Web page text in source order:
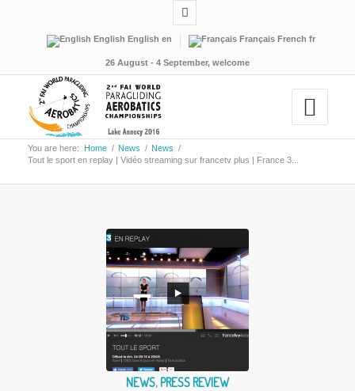
English English en Français French fr
26 August - 4 September, welcome
You are here: Home / News / News /
Tout le sport en replay | Vidéo streaming sur francetv plus | France 3...
NEWS, PRESS REVIEW